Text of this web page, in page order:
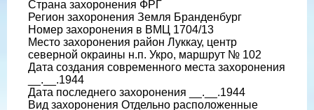
Страна захоронения ФРГ
Регион захоронения Земля Бранденбург
Номер захоронения в ВМЦ 1704/13
Место захоронения район Луккау, центр
северной окраины н.п. Укро, маршрут № 102
Дата создания современного места захоронения
__.__.1944
Дата последнего захоронения __.__.1944
Вид захоронения Отдельно расположенные